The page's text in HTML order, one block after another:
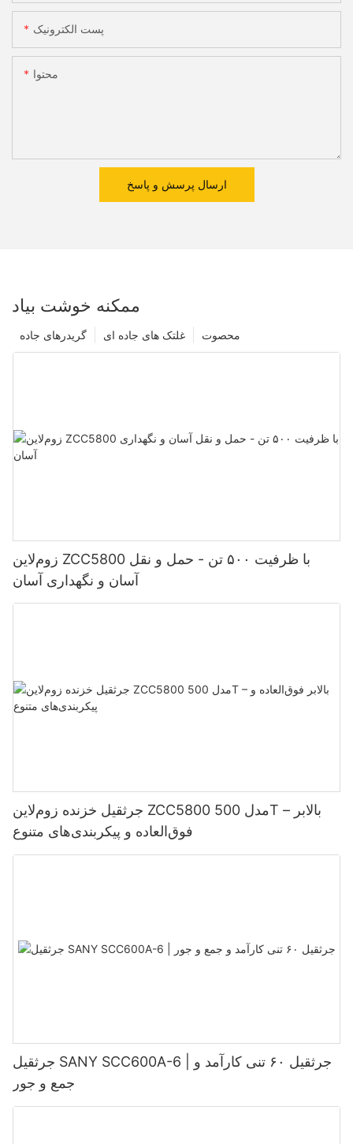
پست الکترونیک
محتوا
ارسال پرسش و پاسخ
ممکنه خوشت بیاد
محصوت غلتک های جاده ای گریدرهای جاده
زوم‌لاین ZCC5800 با ظرفیت ۵۰۰ تن - حمل و نقل
آسان و نگهداری آسان
جرثقیل خزنده زوم‌لاین ZCC5800 مدل 500T – بالابر
فوق‌العاده و پیکربندی‌های متنوع
جرثقیل SANY SCC600A-6 | جرثقیل ۶۰ تنی کارآمد و
جمع و جور